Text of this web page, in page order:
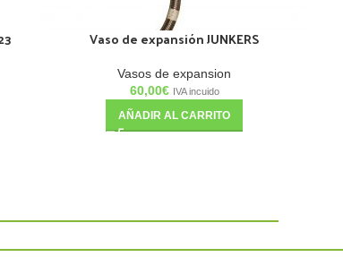
Vaso de expansión JUNKERS
Vasos de expansion
60,00€ IVA incuido
AÑADIR AL CARRITO